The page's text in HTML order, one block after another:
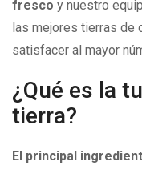
fresco y nuestro
las mejores tierras de
satisfacer al mayor
¿Qué es la
tierra?
El principal